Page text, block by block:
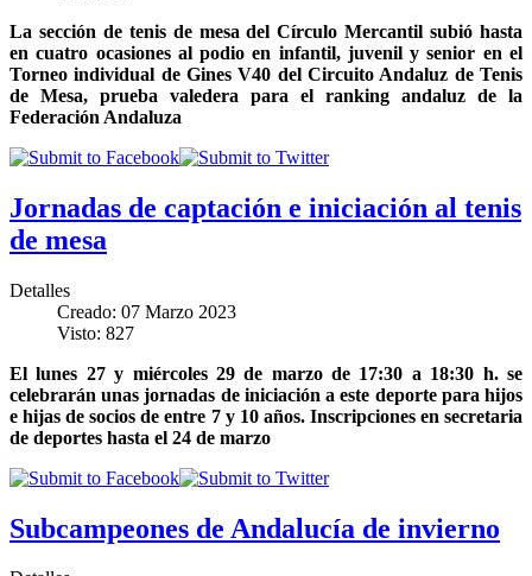
La sección de tenis de mesa del Círculo Mercantil subió hasta
en cuatro ocasiones al podio en infantil, juvenil y senior en el
Torneo individual de Gines V40 del Circuito Andaluz de Tenis
de Mesa, prueba valedera para el ranking andaluz de la
Federación Andaluza
Jornadas de captación e iniciación al tenis
de mesa
Detalles
Creado: 07 Marzo 2023
Visto: 827
El lunes 27 y miércoles 29 de marzo de 17:30 a 18:30 h. se
celebrarán unas jornadas de iniciación a este deporte para hijos
e hijas de socios de entre 7 y 10 años. Inscripciones en secretaria
de deportes hasta el 24 de marzo
Subcampeones de Andalucía de invierno